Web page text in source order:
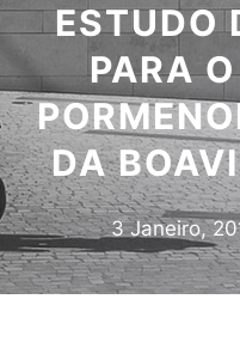
ESTUDO
PARA
DA
3 Janeiro,